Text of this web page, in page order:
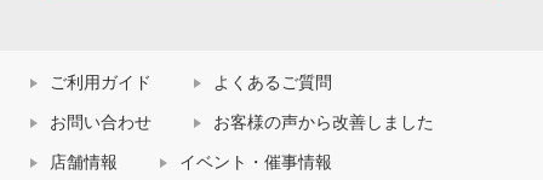
ご利用ガイド よくあるご質問
お問い合わせ お客様の声から改善しました
店舗情報 イベント・催事情報